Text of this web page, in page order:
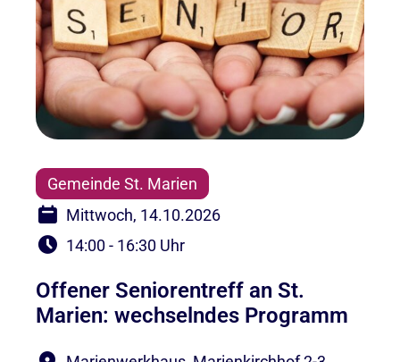
Gemeinde St. Marien
Mittwoch, 14.10.2026
14:00 - 16:30 Uhr
Offener Seniorentreff an St.
Marien: wechselndes Programm